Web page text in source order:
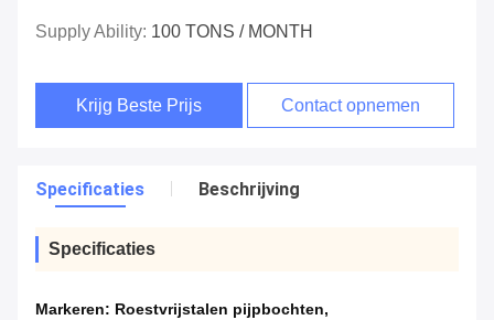
Supply Ability: 100 TONS / MONTH
Krijg Beste Prijs Contact opnemen
Specificaties Beschrijving
Specificaties
Markeren: Roestvrijstalen pijpbochten,